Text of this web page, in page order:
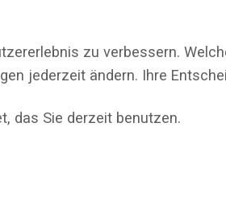
zu verbessern.
jederzeit ändern. Ihre
das Sie derzeit benutzen.